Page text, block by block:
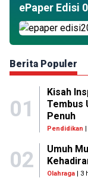
ePaper Edisi
Berita Populer
01
Kisah
Tembus
Penuh
Pendidikan
02
Umuh
Olahraga| 3